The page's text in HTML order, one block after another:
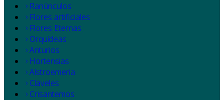
Ranúnculos
Flores artificiales
Flores Eternas
Orquídeas
Anturios
Hortensias
Alstroemeria
Claveles
Crisantemos